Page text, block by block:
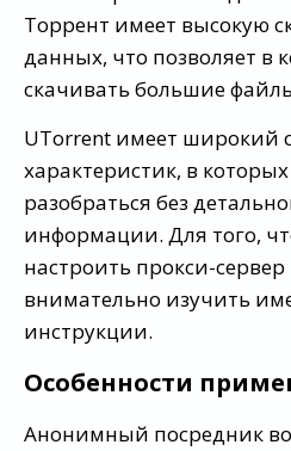
Торрент имеет высокую
данных, что позволяет в
скачивать большие
UTorrent имеет широкий
характеристик, в
разобраться без
информации. Для того,
настроить прокси-сервер
внимательно изучить
инструкции.
Особенности
Анонимный посредник